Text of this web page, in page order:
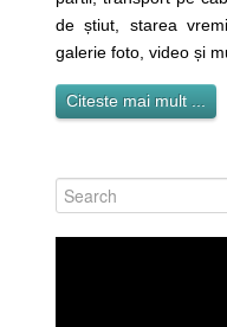
de știut, starea
galerie foto, video și
Citeste mai mult ...